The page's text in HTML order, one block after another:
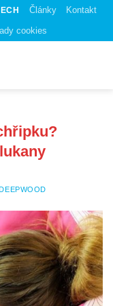
Články
Kontakt
cookies